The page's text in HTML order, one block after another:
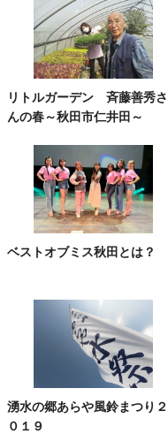
リトルガーデン 斉藤善秀さ
んの春～秋田市仁井田～
ベストオブミス秋田とは？
湧水の郷あらや風鈴まつり２
０１９